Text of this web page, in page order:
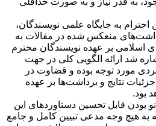
به جایگاه علمی نویسندگان،
منعکس شده در مقالات به
اسلامی بر عهده نویسندگان محترم
شد ارائه الگویی کلی در جهت
مورد توجه بوده و قضاوت در
نتایج و برداشت‌ها بر عهده
بود.
بودن قابل تحسین دستاوردهای این
به هیچ وجه مدعی تبیین کامل و جامع